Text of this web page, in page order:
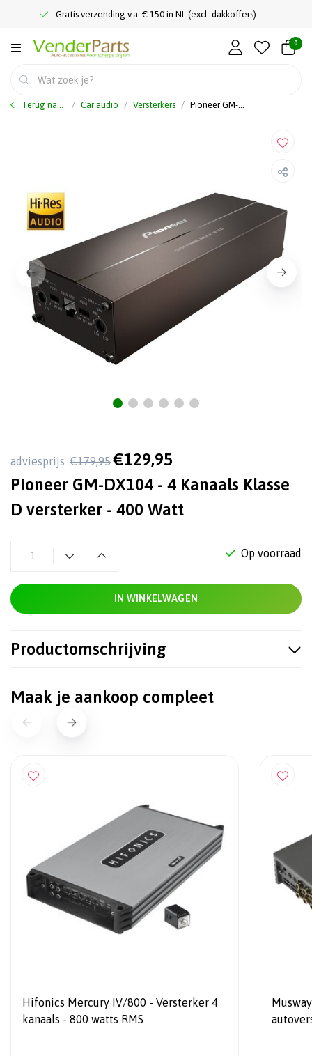
Gratis verzending v.a. € 150 in NL (excl. dakkoffers)
0
Terug naar home Car audio Versterkers Pioneer GM-DX104 - 4 Kanaals Klasse D versterker - 400 Watt
adviesprijs €179,95 €129,95
Pioneer GM-DX104 - 4 Kanaals Klasse
D versterker - 400 Watt
Op voorraad
IN WINKELWAGEN
Productomschrijving
Maak je aankoop compleet
Hifonics Mercury IV/800 - Versterker 4
kanaals - 800 watts RMS